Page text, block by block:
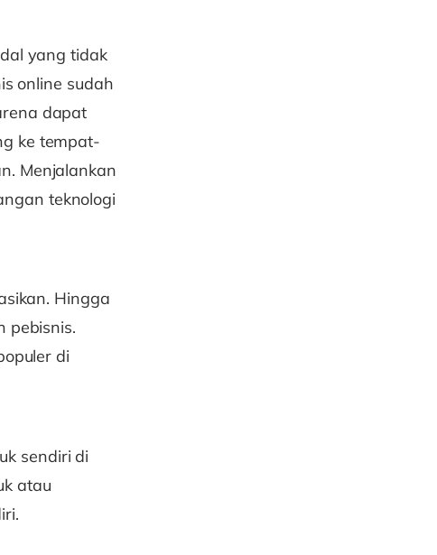
yang tidak
online sudah
dapat
ke tempat-
Menjalankan
teknologi
Hingga
pebisnis.
di
sendiri di
atau